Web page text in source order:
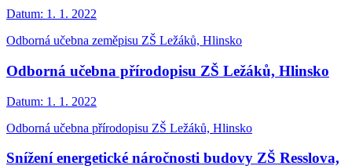
Datum: 1. 1. 2022
Odborná učebna zeměpisu ZŠ Ležáků, Hlinsko
Odborná učebna přírodopisu ZŠ Ležáků, Hlinsko
Datum: 1. 1. 2022
Odborná učebna přírodopisu ZŠ Ležáků, Hlinsko
Snížení energetické náročnosti budovy ZŠ Resslova,